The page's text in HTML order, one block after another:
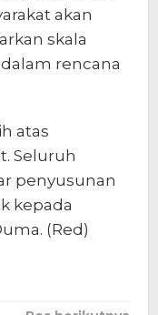
akan
skala
rencana
atas
Seluruh
penyusunan
kepada
(Red)